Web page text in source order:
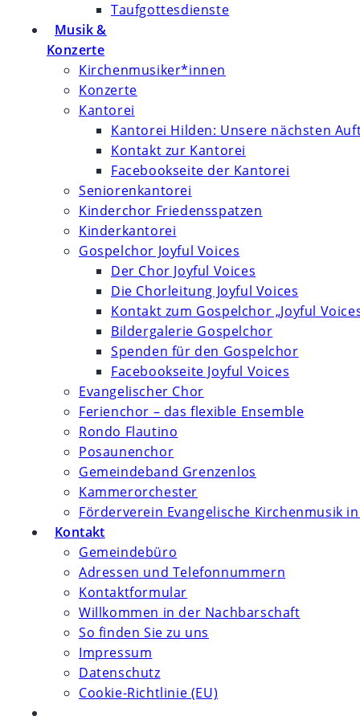
Taufgottesdienste
Musik &
Konzerte
Kirchenmusiker*innen
Konzerte
Kantorei
Kantorei Hilden: Unsere nächsten
Kontakt zur Kantorei
Facebookseite der Kantorei
Seniorenkantorei
Kinderchor Friedensspatzen
Kinderkantorei
Gospelchor Joyful Voices
Der Chor Joyful Voices
Die Chorleitung Joyful Voices
Kontakt zum Gospelchor „Joyful
Bildergalerie Gospelchor
Spenden für den Gospelchor
Facebookseite Joyful Voices
Evangelischer Chor
Ferienchor – das flexible Ensemble
Rondo Flautino
Posaunenchor
Gemeindeband Grenzenlos
Kammerorchester
Förderverein Evangelische Kirchenmusik
Kontakt
Gemeindebüro
Adressen und Telefonnummern
Kontaktformular
Willkommen in der Nachbarschaft
So finden Sie zu uns
Impressum
Datenschutz
Cookie-Richtlinie (EU)